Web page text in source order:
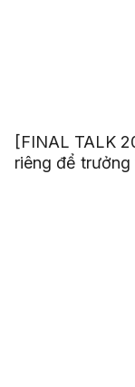
[FINAL TALK
riêng để trưởng